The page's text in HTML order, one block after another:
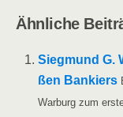
Ähn­li­che
Sieg­mund G.
ßen Ban­kiers
War­burg zum